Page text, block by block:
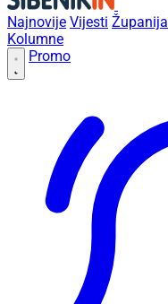
Najnovije Vijesti Županija
Kolumne
Promo